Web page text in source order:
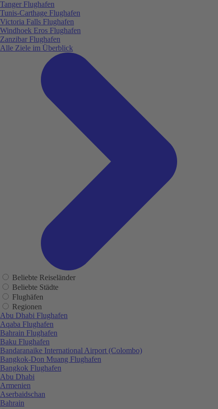
Tanger Flughafen
Tunis-Carthage Flughafen
Victoria Falls Flughafen
Windhoek Eros Flughafen
Zanzibar Flughafen
Alle Ziele im Überblick
Beliebte Reiseländer
Beliebte Städte
Flughäfen
Regionen
Abu Dhabi Flughafen
Aqaba Flughafen
Bahrain Flughafen
Baku Flughafen
Bandaranaike International Airport (Colombo)
Bangkok-Don Muang Flughafen
Bangkok Flughafen
Abu Dhabi
Armenien
Aserbaidschan
Bahrain